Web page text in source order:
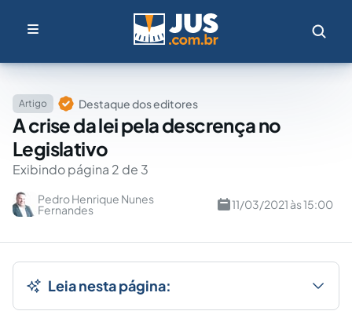
Artigo Destaque dos editores
A crise da lei pela descrença no
Legislativo
Exibindo página 2 de 3
Pedro Henrique Nunes
Fernandes 11/03/2021 às 15:00
Leia nesta página: